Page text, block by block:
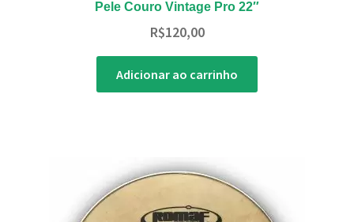
Pele Couro Vintage Pro 22″
R$120,00
Adicionar ao carrinho